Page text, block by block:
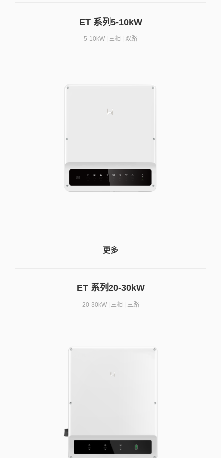
ET 系列5-10kW
5-10kW | 三相 | 双路
更多
ET 系列20-30kW
20-30kW | 三相 | 三路